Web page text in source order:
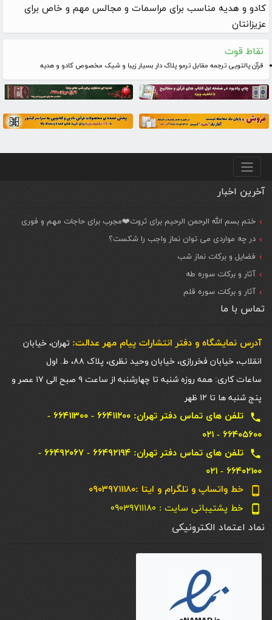
کادو و هدیه مناسب برای مراسمات و مجالس مهم و خاص برای
عزیزانتان
نقاط قوت
قرآن پالتویی ترجمه مقابل ترمو پلاک دار بسیار زیبا و شیک مخصوص کادو و هدیه
منو پایین
آخرین اخبار
ختم بسم الله الرحمن الرحیم برای ثروت❤️مجرب برای حاجات مهم و فوری
در چه مواردی می توان نماز واجب را شکست؟
فضایل و برکات نماز شب
آثار و برکات سوره طه
آثار و برکات سوره قلم
تماس با ما
آدرس نمایشگاه و دفتر انتشارات پيام مهر عدالت: تهران، خیابان
انقلاب، خیابان فخررازی، خیابان وحید نظری، پلاک ۸۸، ط. اول
ساعات کاری: همه روزه شنبه تا چهارشنبه از ساعت ۹ صبح الی ۱۷ عصر و
پنج شنبه ها تا ۱۲ ظهر
local_phone
تلفن های تماس دفتر تهران: ۶۶۴۱۱۲۰۰ - ۶۶۴۱۱۳۰۰ -
۶۶۴۰۵۶۰۰ - ۰۲۱
local_phone
تلفن های تماس دفتر تهران: ۶۶۴۹۲۱۹۴ - ۶۶۴۹۲۰۶۷ -
۶۶۴۰۲۱۰۰ - ۰۲۱
phone_android خط واتساپ و تلگرام و ایتا :۰۹۰۳۹۷۱۱۱۸۰
phone_android خط پشتیبانی سایت : ۰۹۰۳۹۷۱۱۱۸۰
نماد اعتماد الکترونیکی